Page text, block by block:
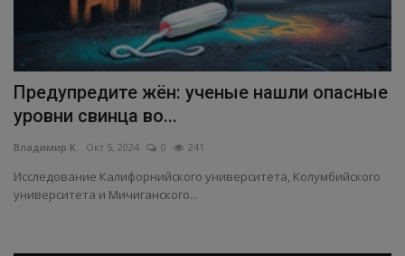
Предупредите жён: ученые нашли опасные
уровни свинца во...
Владимир К. Окт 5, 2024 0 241
Исследование Калифорнийского университета, Колумбийского
университета и Мичиганского...